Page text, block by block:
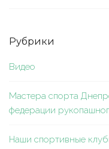
Рубрики
Видео
Мастера спорта
федерации
Наши спортивные